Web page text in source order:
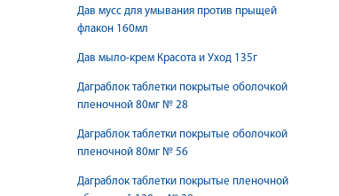
Дав мусс для умывания против прыщей
флакон 160мл
Дав мыло-крем Красота и Уход 135г
Даграблок таблетки покрытые оболочкой
пленочной 80мг № 28
Даграблок таблетки покрытые оболочкой
пленочной 80мг № 56
Даграблок таблетки покрытые пленочной